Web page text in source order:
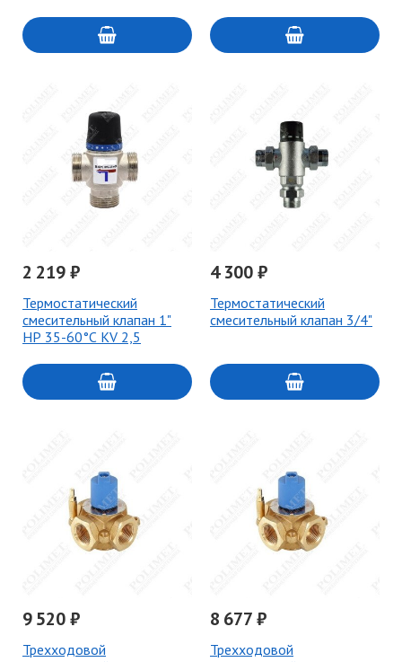
2 219 ₽
Термостатический
смесительный клапан 1"
НР 35-60°С KV 2,5
4 300 ₽
Термостатический
смесительный клапан 3/4"
9 520 ₽
Трехходовой
8 677 ₽
Трехходовой